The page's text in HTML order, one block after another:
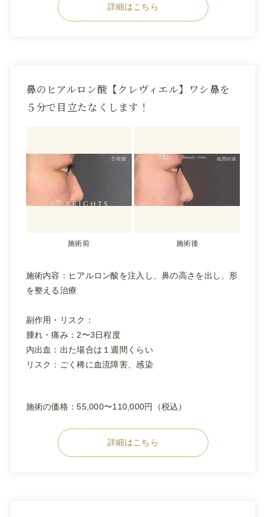
詳細はこちら
鼻のヒアルロン酸【クレヴィエル】ワシ鼻を
５分で目立たなくします！
施術前 施術後
施術内容：ヒアルロン酸を注入し、鼻の高さを出し、形
を整える治療
副作用・リスク：
腫れ・痛み：2〜3日程度
内出血：出た場合は１週間くらい
リスク：ごく稀に血流障害、感染
施術の価格：55,000〜110,000円（税込）
詳細はこちら